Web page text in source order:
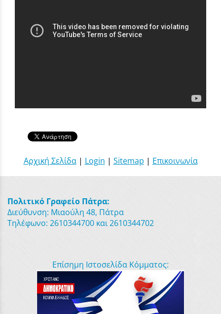
Αρχική Σελίδα| Login | Sitemap | Επικοινωνία
Πολιτικό Γραφείο Πάτρα:
Διεύθυνση: Μιαούλη 48, Πάτρα
Τηλέφωνο: 2610344700 και 2610344702
Επίσημη Ιστοσελίδα Κόμματος: